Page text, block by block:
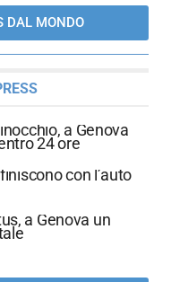
DAL MONDO
a Genova
24 ore
con l’auto
a Genova un